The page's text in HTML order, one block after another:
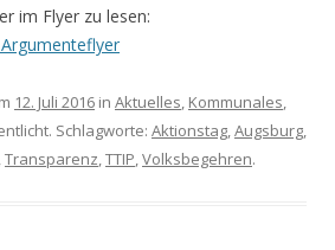
im Flyer zu lesen:
12. Juli 2016 in Aktuelles, Kommunales,
Schlagworte: Aktionstag,Augsburg,
,Transparenz,TTIP,Volksbegehren.